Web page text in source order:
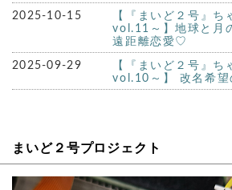
2025-10-15
【『まいど２号』ち
vol.11～】地球と月
遠距離恋愛♡
2025-09-29
【『まいど２号』ち
vol.10～】 改名希望
まいど２号プロジェクト